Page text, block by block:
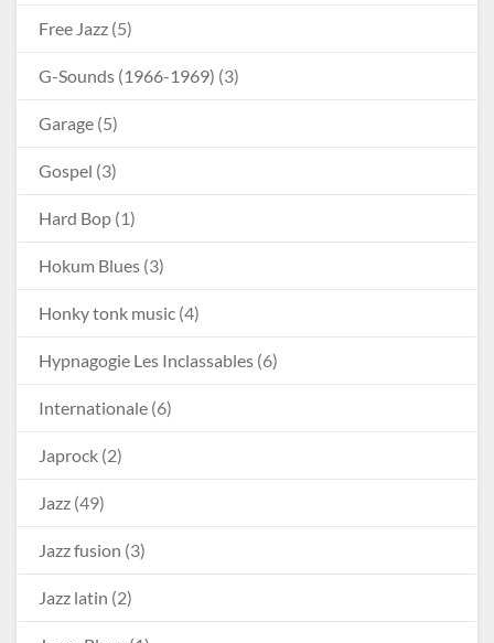
Free Jazz (5)
G-Sounds (1966-1969) (3)
Garage (5)
Gospel (3)
Hard Bop (1)
Hokum Blues (3)
Honky tonk music (4)
Hypnagogie Les Inclassables (6)
Internationale (6)
Japrock (2)
Jazz (49)
Jazz fusion (3)
Jazz latin (2)